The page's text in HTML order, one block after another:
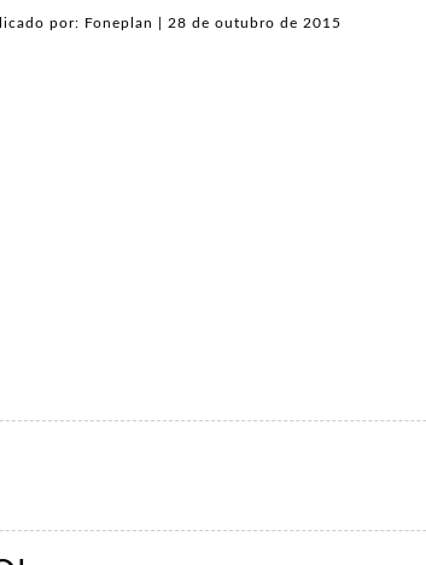
por: Foneplan | 28 de outubro de 2015